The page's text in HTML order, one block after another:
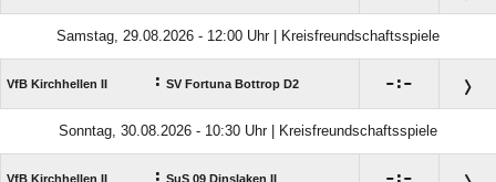
Samstag, 29.08.2026 - 12:00 Uhr | Kreisfreundschaftsspiele
VfB Kirchhellen II : SV Fortuna Bottrop D2 :
Sonntag, 30.08.2026 - 10:30 Uhr | Kreisfreundschaftsspiele
VfB Kirchhellen II : SuS 09 Dinslaken II